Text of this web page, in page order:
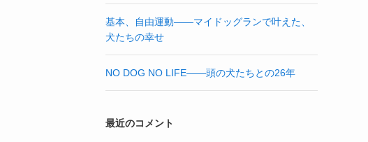
基本、自由運動——マイドッグランで叶えた、
犬たちの幸せ
NO DOG NO LIFE——頭の犬たちとの26年
最近のコメント